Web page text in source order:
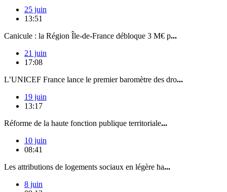
25 juin
13:51
Canicule : la Région Île-de-France débloque 3 M€ p...
21 juin
17:08
L’UNICEF France lance le premier baromètre des dro...
19 juin
13:17
Réforme de la haute fonction publique territoriale...
10 juin
08:41
Les attributions de logements sociaux en légère ha...
8 juin